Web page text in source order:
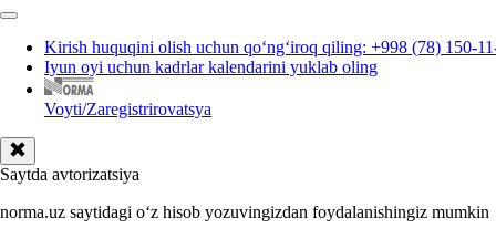
Kirish huquqini olish uchun qoʻngʻiroq qiling: +998 (78) 150-
Iyun oyi uchun kadrlar kalendarini yuklab oling
Voyti/Zaregistrirovatsya
Saytda avtorizatsiya
norma.uz saytidagi oʻz hisob yozuvingizdan foydalanishingiz mumkin